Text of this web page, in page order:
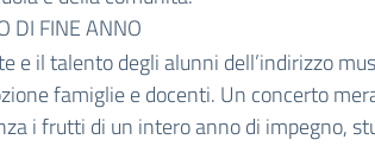
DI FINE ANNO
e il talento degli alunni dell’indirizzo
famiglie e docenti. Un concerto
i frutti di un intero anno di impegno,